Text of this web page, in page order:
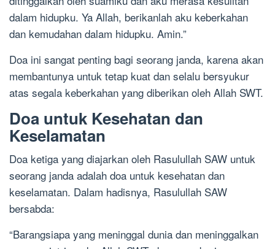
dalam hidupku. Ya Allah, berikanlah aku keberkahan
dan kemudahan dalam hidupku. Amin.”
Doa ini sangat penting bagi seorang janda, karena akan
membantunya untuk tetap kuat dan selalu bersyukur
atas segala keberkahan yang diberikan oleh Allah SWT.
Doa untuk Kesehatan dan
Keselamatan
Doa ketiga yang diajarkan oleh Rasulullah SAW untuk
seorang janda adalah doa untuk kesehatan dan
keselamatan. Dalam hadisnya, Rasulullah SAW
bersabda:
“Barangsiapa yang meninggal dunia dan meninggalkan